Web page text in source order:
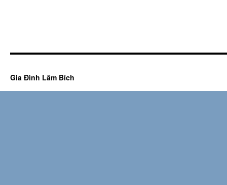
Gia Đình Lâm Bích